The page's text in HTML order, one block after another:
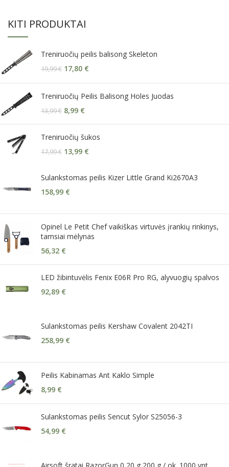
KITI PRODUKTAI
Treniruočių peilis balisong Skeleton
19,99€ 17,80 €
Treniruočių Peilis Balisong Holes Juodas
13,99€ 8,99 €
Treniruočių šukos
17,99€ 13,99 €
Sulankstomas peilis Kizer Little Grand Ki2670A3
158,99 €
Opinel Le Petit Chef vaikiškas virtuvės įrankių rinkinys,
tamsiai mėlynas
56,32 €
LED žibintuvėlis Fenix E06R Pro RG, alyvuogių spalvos
92,89 €
Sulankstomas peilis Kershaw Covalent 2042TI
258,99 €
Peilis Kabinamas Ant Kaklo Simple
8,99 €
Sulankstomas peilis Sencut Sylor S25056-3
54,99 €